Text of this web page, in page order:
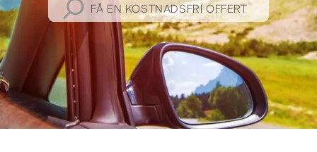
FÅ EN KOSTNADSFRI OFFERT